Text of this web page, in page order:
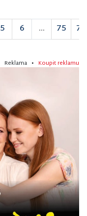
5 6 ... 75 76
Reklama • Koupit reklamu